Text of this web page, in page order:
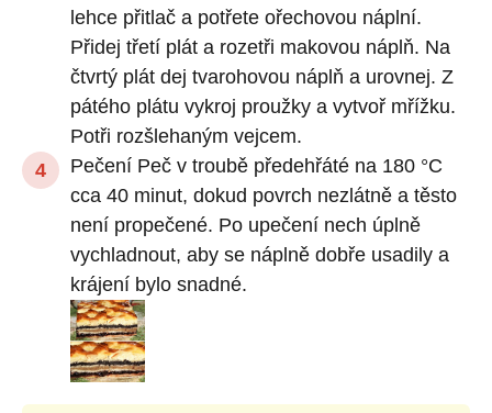
lehce přitlač a potřete ořechovou náplní.
Přidej třetí plát a rozetři makovou náplň. Na
čtvrtý plát dej tvarohovou náplň a urovnej. Z
pátého plátu vykroj proužky a vytvoř mřížku.
Potři rozšlehaným vejcem.
Pečení Peč v troubě předehřáté na 180 °C
cca 40 minut, dokud povrch nezlátně a těsto
není propečené. Po upečení nech úplně
vychladnout, aby se náplně dobře usadily a
krájení bylo snadné.